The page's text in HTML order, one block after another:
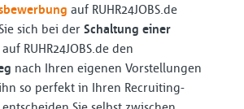
auf RUHR24JOBS.de
sich bei der Schaltung einer
auf RUHR24JOBS.de den
nach Ihren eigenen Vorstellungen
so perfekt in Ihren Recruiting-